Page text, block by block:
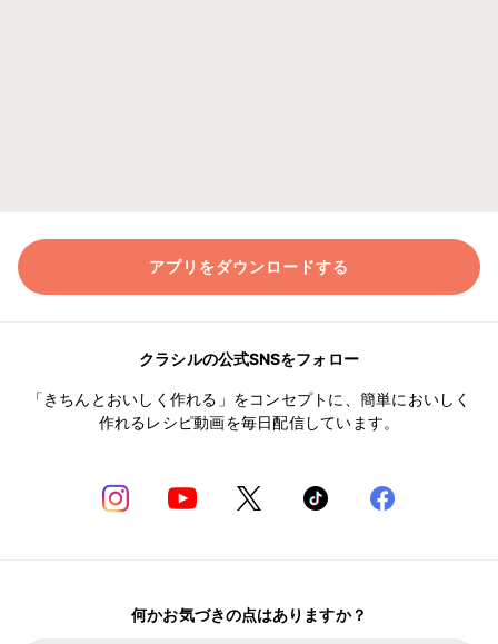
アプリをダウンロードする
クラシルの公式SNSをフォロー
「きちんとおいしく作れる」をコンセプトに、簡単においしく
作れるレシピ動画を毎日配信しています。
何かお気づきの点はありますか？